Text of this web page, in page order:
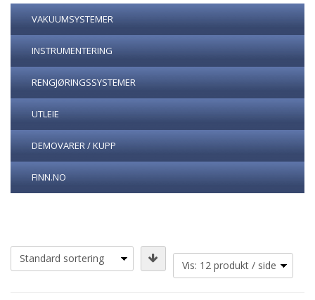
VAKUUMSYSTEMER
INSTRUMENTERING
RENGJØRINGSSYSTEMER
UTLEIE
DEMOVARER / KUPP
FINN.NO